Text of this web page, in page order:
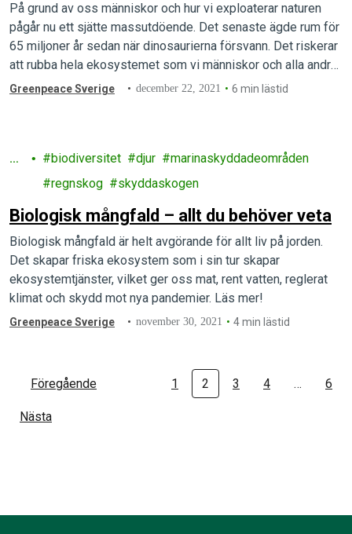
På grund av oss människor och hur vi exploaterar naturen
pågår nu ett sjätte massutdöende. Det senaste ägde rum för
65 miljoner år sedan när dinosaurierna försvann. Det riskerar
att rubba hela ekosystemet som vi människor och alla andra
arter på jorden är beroende av för att överleva.
Greenpeace Sverige december 22, 2021 6 min lästid
Ha
biodiversitet djur
marinaskyddadeområden
regnskog
skyddaskogen
Biologisk mångfald – allt du behöver veta
Biologisk mångfald är helt avgörande för allt liv på jorden.
Det skapar friska ekosystem som i sin tur skapar
ekosystemtjänster, vilket ger oss mat, rent vatten, reglerat
klimat och skydd mot nya pandemier. Läs mer!
Greenpeace Sverige november 30, 2021 4 min lästid
Föregående 1 2 3 4 … 6
Nästa